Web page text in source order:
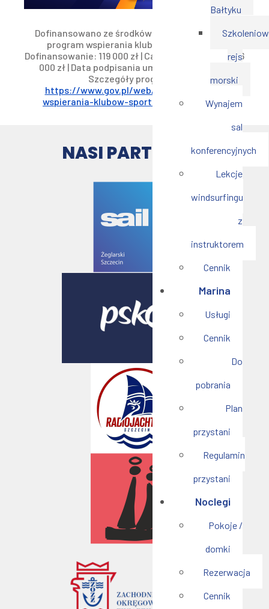
Bałtyku
rejs
morski
Wynajem
sal
konferencyjnych
Lekcje
windsurfingu
z
instruktorem
Cennik
Marina
Usługi
Cennik
Do
pobrania
Plan
przystani
Regulamin
przystani
Noclegi
Pokoje /
domki
Rezerwacja
Cennik
Dofinansowano ze środków budżetu Państwa -
program wspierania klubów sportowych |
Dofinansowanie: 119 000 zł | Całkowita wartość: 126
000 zł | Data podpisania umowy - Lipiec 2026
Szczegóły programu:
https://www.gov.pl/web/sport/program-
wspierania-klubow-sportowych–klub-pro3
NASI PARTNERZY